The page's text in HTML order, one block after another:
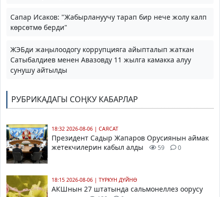
Сапар Исаков: "Жабырлануучу тарап бир нече жолу калп
көрсөтмө берди"
ЖЭБди жаңылоодогу коррупцияга айыпталып жаткан
Сатыбалдиев менен Авазовду 11 жылга камакка алуу
сунушу айтылды
РУБРИКАДАГЫ СОҢКУ КАБАРЛАР
18:32 2026-08-06 | САЯСАТ
Президент Садыр Жапаров Орусиянын аймак
жетекчилерин кабыл алды
59 0
18:15 2026-08-06 | ТҮРКҮН ДҮЙНӨ
АКШнын 27 штатында сальмонеллез оорусу